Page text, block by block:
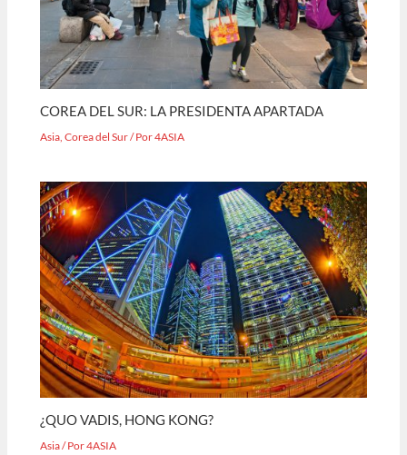
COREA DEL SUR: LA PRESIDENTA APARTADA
Asia,Corea del Sur/ Por4ASIA
¿QUO VADIS, HONG KONG?
Asia/ Por4ASIA